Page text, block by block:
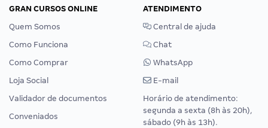
GRAN CURSOS ONLINE
Quem Somos
Como Funciona
Como Comprar
Loja Social
Validador de documentos
Conveniados
ATENDIMENTO
Central de ajuda
Chat
WhatsApp
E-mail
Horário de atendimento:
segunda a sexta (8h às 20h),
sábado (9h às 13h).